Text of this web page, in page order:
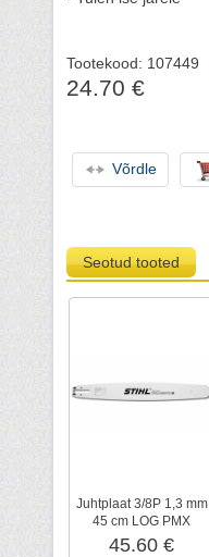
Tootekood: 107449
24.70 €
Võrdle
Seotud tooted
Juhtplaat 3/8P 1,3 mm
45 cm LOG PMX
(3003), STIHL
45.60 €